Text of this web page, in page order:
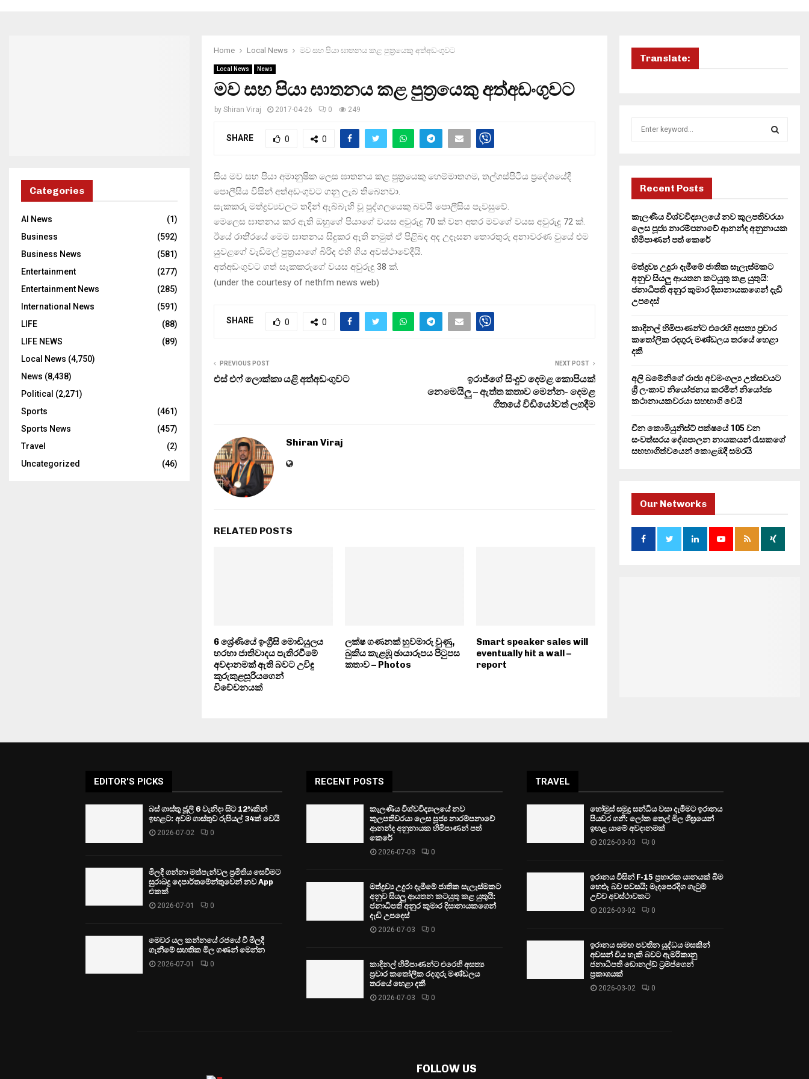
Home Local News මව සහ පියා ඝාතනය කළ පුත‍්‍රයෙකු අත්අඩංගුවට
Local News News
මව සහ පියා ඝාතනය කළ පුත‍්‍රයෙකු අත්අඩංගුවට
by Shiran Viraj 2017-04-26 0 249
SHARE 0 0
සිය මව සහ පියා අමානුෂික ලෙස ඝාතනය කළ පුත‍්‍රයෙකු හෙම්මාතගම, තල්ගස්පිටිය ප‍්‍රදේශයේදී
පොලීසිය විසින් අත්අඩංගුවට ගනු ලැබ තිබෙනවා.
සැකකරු මත්ද්‍රව්‍යවලට තදින් ඇබ්බැහි වූ පුද්ගලයෙකු බවයි පොලීසිය පැවසුවේ.
මෙලෙස ඝාතනය කර ඇති ඔහුගේ පියාගේ වයස අවුරුදු 70 ක් වන අතර මවගේ වයස අවුරුදු 72 ක්.
ඊයේ රාති‍්‍රයේ මෙම ඝාතනය සිදුකර ඇති නමුත් ඒ පිළිබද අද උදෑසන තොරතුරු අනාවරණ වුයේ එම
යුවළගේ වැඩිමල් පුත‍්‍රයාගේ බිරිද එහි ගිය අවස්ථාවේදීයි.
අත්අඩංගුවට ගත් සැකකරුගේ වයස අවුරුදු 38 ක්.
(under the courtesy of nethfm news web)
SHARE 0 0
PREVIOUS POST
එස් එෆ් ලොක්කා යළි අත්අඩංගුවට
NEXT POST
ඉරාජ්ගේ සිංදුව දෙමළ කොපියක්
නෙමෙයිලු – ඇත්ත කතාව මෙන්න- දෙමළ
ගීතයේ විඩියෝවත් ලගදීම
Shiran Viraj
RELATED POSTS
6 ශ්‍රේණියේ ඉංග්‍රීසි මොඩියුලය
හරහා ජාතිවාදය පැතිරවීමේ
අවදානමක් ඇති බවට උවිඳු
කුරුකුළසූරියගෙන්
විවේචනයක්
ලක්ෂ ගණනක් හුවමාරු වුණු,
බුකිය කැළඹූ ඡායාරූපය පිටුපස
කතාව – Photos
Smart speaker sales will
eventually hit a wall –
report
Categories
AI News
(1)
Business
(592)
Business News
(581)
Entertainment
(277)
Entertainment News
(285)
International News
(591)
LIFE
(88)
LIFE NEWS
(89)
Local News (4,750)
News (8,438)
Political (2,271)
Sports
(461)
Sports News
(457)
Travel
(2)
Uncategorized
(46)
Translate:
f
r
:
R
Recent Posts
කැලණිය විශ්වවිද්‍යාලයේ නව කුලපතිවරයා
ලෙස පූජ්‍ය නාරම්පනාවේ ආනන්ද අනුනායක
හිමිපාණන් පත් කෙරේ
මත්ද්‍රව්‍ය උදුරා දැමීමේ ජාතික සැලැස්මකට
අනුව සියලු ආයතන කටයුතු කළ යුතුයි:
ජනාධිපති අනුර කුමාර දිසානායකගෙන් දැඩි
උපදෙස්
කාදිනල් හිමිපාණන්ට එරෙහි අසත්‍ය ප්‍රචාර
කතෝලික රදගුරු මණ්ඩලය තරයේ හෙළා
දකී
අලි ඛමේනිගේ රාජ්‍ය අවමංගල්‍ය උත්සවයට
ශ්‍රී ලංකාව නියෝජනය කරමින් නියෝජ්‍ය
කථානායකවරයා සහභාගි වෙයි
චීන කොමියුනිස්ට් පක්ෂයේ 105 වන
සංවත්සරය දේශපාලන නායකයන් රැසකගේ
සහභාගිත්වයෙන් කොළඹදී සමරයි
Our Networks
EDITOR'S PICKS
බස් ගාස්තු ජූලි 6 වැනිදා සිට 12%කින්
ඉහළට: අවම ගාස්තුව රුපියල් 34ක් වෙයි
2026-07-02 0
මිලදී ගන්නා මත්පැන්වල ප්‍රමිතිය සෙවීමට
සුරාබදු දෙපාර්තමේන්තුවෙන් නව App
එකක්
2026-07-01 0
මෙවර යල කන්නයේ රජයේ වී මිලදී
ගැනීමේ සහතික මිල ගණන් මෙන්න
2026-07-01 0
RECENT POSTS
කැලණිය විශ්වවිද්‍යාලයේ නව
කුලපතිවරයා ලෙස පූජ්‍ය නාරම්පනාවේ
ආනන්ද අනුනායක හිමිපාණන් පත්
කෙරේ
2026-07-03 0
මත්ද්‍රව්‍ය උදුරා දැමීමේ ජාතික සැලැස්මකට
අනුව සියලු ආයතන කටයුතු කළ යුතුයි:
ජනාධිපති අනුර කුමාර දිසානායකගෙන්
දැඩි උපදෙස්
2026-07-03 0
කාදිනල් හිමිපාණන්ට එරෙහි අසත්‍ය
ප්‍රචාර කතෝලික රදගුරු මණ්ඩලය
තරයේ හෙළා දකී
2026-07-03 0
TRAVEL
හෝමුස් සමුද්‍ර සන්ධිය වසා දැමීමට ඉරානය
පියවර ගනී: ලෝක තෙල් මිල ශීඝ්‍රයෙන්
ඉහළ යාමේ අවදානමක්
2026-03-03 0
ඉරානය විසින් F-15 ප්‍රහාරක යානයක් බිම
හෙළූ බව පවසයි; මැදපෙරදිග ගැටුම්
උච්ච අවස්ථාවකට
2026-03-02 0
ඉරානය සමඟ පවතින යුද්ධය මසකින්
අවසන් විය හැකි බවට ඇමරිකානු
ජනාධිපති ඩොනල්ඩ් ට්‍රම්ප්ගෙන්
ප්‍රකාශයක්
2026-03-02 0
FOLLOW US